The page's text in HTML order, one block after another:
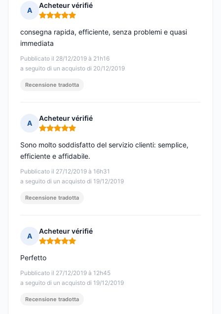
A
Acheteur vérifié
Nota: 5 su 5
Pubblicato il 28/12/2019 à 21h16
a seguito di un acquisto di 20/12/2019
consegna rapida, efficiente, senza problemi e quasi
immediata
Recensione tradotta
A
Acheteur vérifié
Nota: 5 su 5
Pubblicato il 27/12/2019 à 16h31
a seguito di un acquisto di 19/12/2019
Sono molto soddisfatto del servizio clienti: semplice,
efficiente e affidabile.
Recensione tradotta
A
Acheteur vérifié
Nota: 5 su 5
Pubblicato il 27/12/2019 à 12h45
a seguito di un acquisto di 19/12/2019
Perfetto
Recensione tradotta